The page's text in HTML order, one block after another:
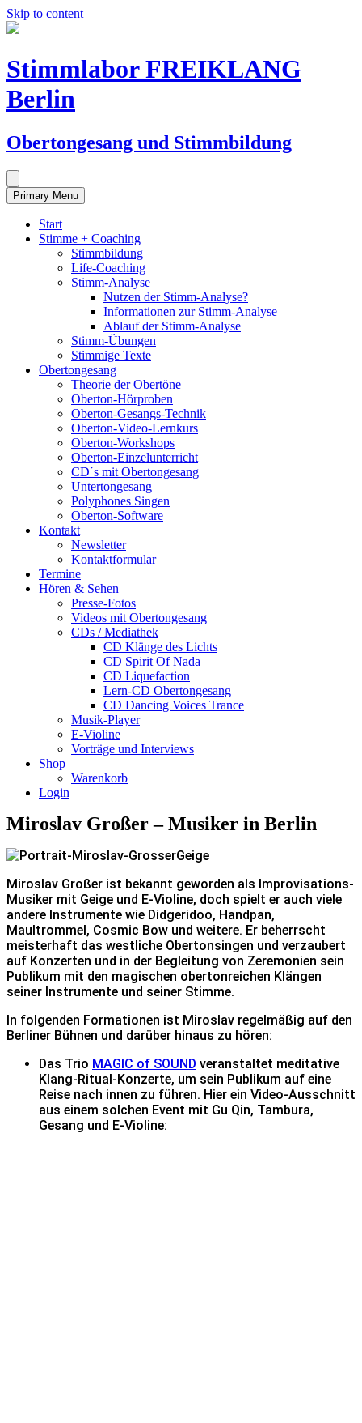
Skip to content
Stimmlabor FREIKLANG
Berlin
Obertongesang und Stimmbildung
Primary Menu
Start
Stimme + Coaching
Stimmbildung
Life-Coaching
Stimm-Analyse
Nutzen der Stimm-Analyse?
Informationen zur Stimm-Analyse
Ablauf der Stimm-Analyse
Stimm-Übungen
Stimmige Texte
Obertongesang
Theorie der Obertöne
Oberton-Hörproben
Oberton-Gesangs-Technik
Oberton-Video-Lernkurs
Oberton-Workshops
Oberton-Einzelunterricht
CD´s mit Obertongesang
Untertongesang
Polyphones Singen
Oberton-Software
Kontakt
Newsletter
Kontaktformular
Termine
Hören & Sehen
Presse-Fotos
Videos mit Obertongesang
CDs / Mediathek
CD Klänge des Lichts
CD Spirit Of Nada
CD Liquefaction
Lern-CD Obertongesang
CD Dancing Voices Trance
Musik-Player
E-Violine
Vorträge und Interviews
Shop
Warenkorb
Login
Miroslav Großer – Musiker in Berlin
Miroslav Großer ist bekannt geworden als Improvisations-
Musiker mit Geige und E-Violine, doch spielt er auch viele
andere Instrumente wie Didgeridoo, Handpan,
Maultrommel, Cosmic Bow und weitere. Er beherrscht
meisterhaft das westliche Obertonsingen und verzaubert
auf Konzerten und in der Begleitung von Zeremonien sein
Publikum mit den magischen obertonreichen Klängen
seiner Instrumente und seiner Stimme.
In folgenden Formationen ist Miroslav regelmäßig auf den
Berliner Bühnen und darüber hinaus zu hören:
Das Trio MAGIC of SOUND veranstaltet meditative
Klang-Ritual-Konzerte, um sein Publikum auf eine
Reise nach innen zu führen. Hier ein Video-Ausschnitt
aus einem solchen Event mit Gu Qin, Tambura,
Gesang und E-Violine: